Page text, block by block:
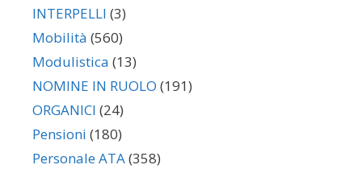
INTERPELLI (3)
Mobilità (560)
Modulistica (13)
NOMINE IN RUOLO (191)
ORGANICI (24)
Pensioni (180)
Personale ATA(358)